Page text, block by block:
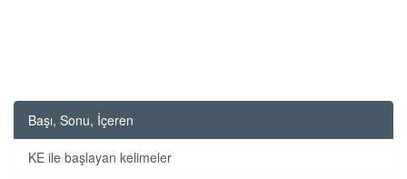
Başı, Sonu, İçeren
KE ile başlayan kelimeler